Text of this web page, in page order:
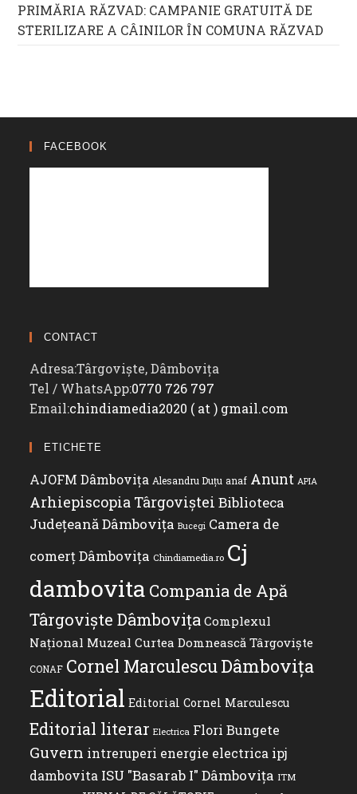
PRIMĂRIA RĂZVAD: CAMPANIE GRATUITĂ DE
STERILIZARE A CÂINILOR ÎN COMUNA RĂZVAD
FACEBOOK
CONTACT
Adresa:Târgoviște, Dâmbovița
Tel / WhatsApp:0770 726 797
in
your
Email:chindiamedia2020 ( at ) gmail.com
ETICHETE
AJOFM Dâmbovița Alesandru Duțu anaf Anunt APIA
Arhiepiscopia Târgoviștei Biblioteca
Județeană Dâmbovița Bucegi Camera de
comerț Dâmbovița Chindiamedia.ro Cj
dambovita Compania de Apă
Târgoviște Dâmbovița Complexul
Național Muzeal Curtea Domnească Târgoviște
CONAF Cornel MarculescuDâmbovița
Editorial Editorial Cornel Marculescu
Editorial literar Electrica Flori Bungete
Guvern intreruperi energie electrica ipj
dambovita ISU "Basarab I" Dâmbovița ITM